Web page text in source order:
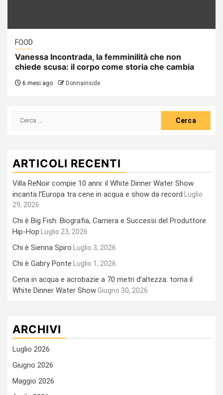
FOOD
Vanessa Incontrada, la femminilità che non
chiede scusa: il corpo come storia che cambia
6 mesi ago Donnainside
Ricerca
ARTICOLI RECENTI
Villa ReNoir compie 10 anni: il White Dinner Water Show
incanta l’Europa tra cene in acqua e show da record
Luglio
29, 2026
Chi è Big Fish: Biografia, Carriera e Successi del Produttore
Hip-Hop
Luglio 23, 2026
Chi è Sienna Spiro Luglio 3, 2026
Chi è Gabry Ponte Luglio 1, 2026
Cena in acqua e acrobazie a 70 metri d’altezza: torna il
White Dinner Water ShowGiugno 30, 2026
ARCHIVI
Luglio 2026
Giugno 2026
Maggio 2026